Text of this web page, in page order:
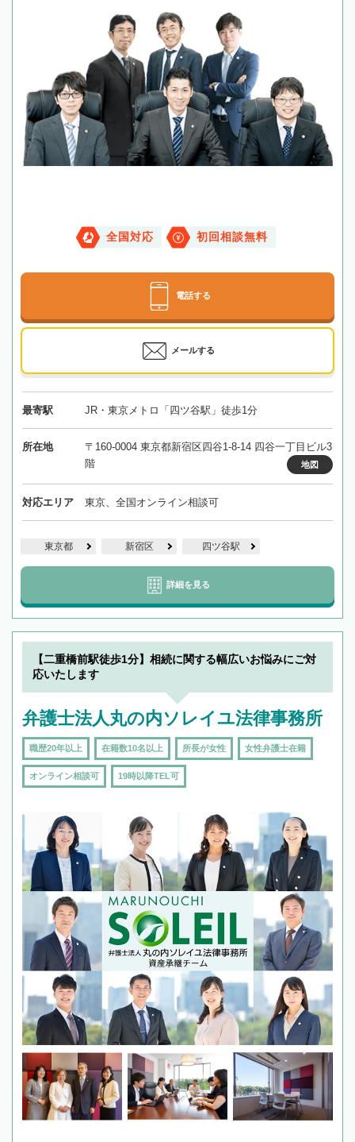
全国対応 初回相談無料
電話する
メールする
最寄駅 JR・東京メトロ「四ツ谷駅」徒歩1分
所在地
〒160-0004 東京都新宿区四谷1-8-14 四谷一丁目ビル3
階
地図
対応エリア 東京、全国オンライン相談可
東京都 新宿区 四ツ谷駅
詳細を見る
【二重橋前駅徒歩1分】相続に関する幅広いお悩みにご対
応いたします
弁護士法人丸の内ソレイユ法律事務所
職歴20年以上 在籍数10名以上 所長が女性 女性弁護士在籍
オンライン相談可 19時以降TEL可